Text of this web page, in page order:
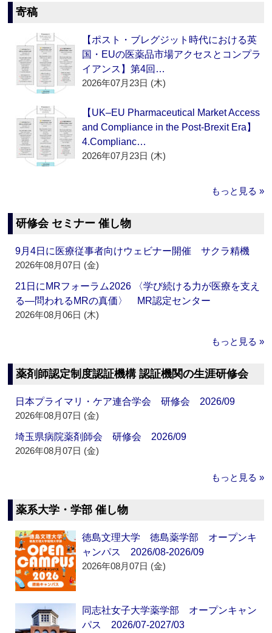
寄稿
【ポスト・ブレグジット時代における英
国・EUの医薬品市場アクセスとコンプラ
イアンス】第4回…
2026年07月23日 (木)
【UK–EU Pharmaceutical Market Access
and Compliance in the Post-Brexit Era】
4.Complianc…
2026年07月23日 (木)
もっと見る »
研修会 セミナー 催し物
9月4日に医療従事者向けウェビナー開催 サクラ精機
2026年08月07日 (金)
21日にMRフォーラム2026 〈学び続ける力が医療を支え
る―問われるMRの真価〉 MR認定センター
2026年08月06日 (木)
もっと見る »
薬剤師認定制度認証機構 認証機関の生涯研修会
日本プライマリ・ケア連合学会 研修会 2026/09
2026年08月07日 (金)
埼玉県病院薬剤師会 研修会 2026/09
2026年08月07日 (金)
もっと見る »
薬系大学・学部 催し物
徳島文理大学 徳島薬学部 オープンキ
ャンパス 2026/08-2026/09
2026年08月07日 (金)
同志社女子大学薬学部 オープンキャン
パス 2026/07-2027/03